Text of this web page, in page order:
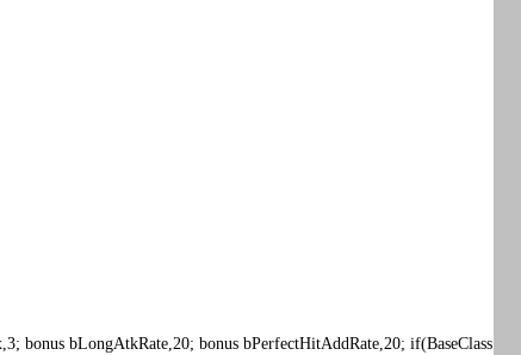
bonus bLongAtkRate,20; bonus bPerfectHitAddRate,20; if(BaseClass